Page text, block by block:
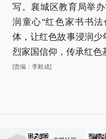
写。襄城区教育局举
润童心"红色家书书
体，让红色故事浸润
烈家国信仰，传承红色
[责编：李毅成]